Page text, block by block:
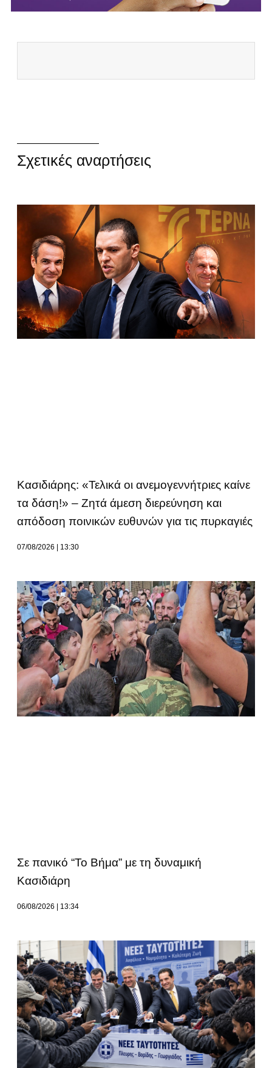
Σχετικές αναρτήσεις
Κασιδιάρης: «Τελικά οι ανεμογεννήτριες καίνε
τα δάση!» – Ζητά άμεση διερεύνηση και
απόδοση ποινικών ευθυνών για τις πυρκαγιές
07/08/2026 13:30
Σε πανικό “Το Βήμα” με τη δυναμική
Κασιδιάρη
06/08/2026 13:34